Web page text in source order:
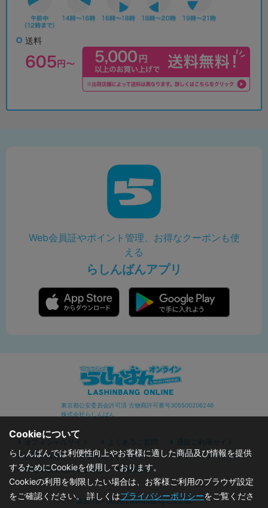
送料
Web会員証やポイント管理、お得なクーポンも使
える
らしんばんアプリ
東京都公安委員会許可済 古物商許可番号305500206246
株式会社らしんばん
オフィシャルサイト よくあるご質問
通販ご利用ガイド
お問い合わせ
セキュリティポリシー
プライバシーポリシー
特定商取引に関する表記
利用規約
©2019 - 2026 Lashinbang Co.,Ltd.
Cookieについて
らしんばんでは利便性向上やお客様に適した商品及び情報を提供
するためにCookieを使用しております。
Cookieの利用を制限したい場合は、お客様ご利用のブラウザ設定
をご確認ください。 詳しくはプライバシーポリシーをご覧くださ